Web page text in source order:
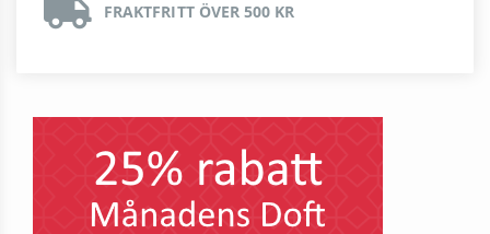
FRAKTFRITT ÖVER 500 KR